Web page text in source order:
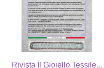
Rivista Il Gioiello Tessile...